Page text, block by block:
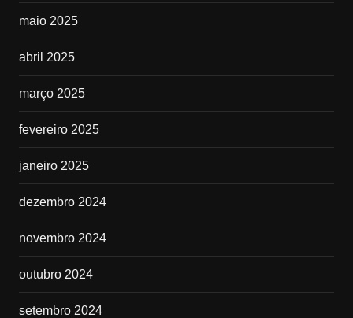
maio 2025
abril 2025
março 2025
fevereiro 2025
janeiro 2025
dezembro 2024
novembro 2024
outubro 2024
setembro 2024